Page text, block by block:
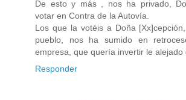
De esto y más , nos ha privado,
votar en Contra de la Autovía.
Los que la votéis a Doña
pueblo, nos ha sumido en
empresa, que quería invertir le alejado
Responder